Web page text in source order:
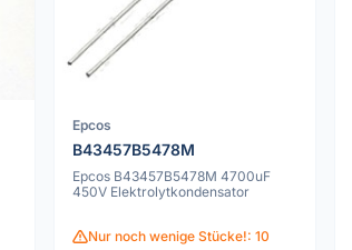
Epcos
B43457B5478M
Epcos B43457B5478M 4700uF
450V Elektrolytkondensator
Nur noch wenige Stücke!: 10